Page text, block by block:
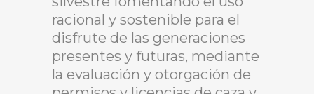
racional y sostenible para el
disfrute de las generaciones
presentes y futuras, mediante
la evaluación y otorgación de